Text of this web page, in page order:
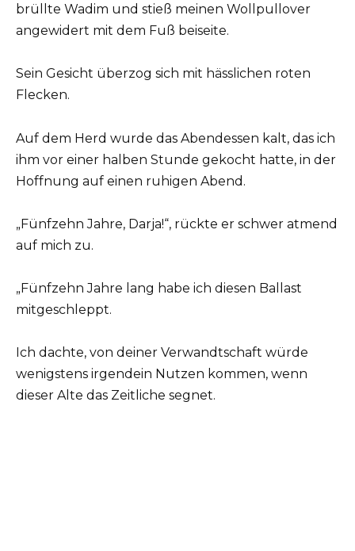
brüllte Wadim und stieß meinen Wollpullover
angewidert mit dem Fuß beiseite.
Sein Gesicht überzog sich mit hässlichen roten
Flecken.
Auf dem Herd wurde das Abendessen kalt, das ich
ihm vor einer halben Stunde gekocht hatte, in der
Hoffnung auf einen ruhigen Abend.
„Fünfzehn Jahre, Darja!“, rückte er schwer atmend
auf mich zu.
„Fünfzehn Jahre lang habe ich diesen Ballast
mitgeschleppt.
Ich dachte, von deiner Verwandtschaft würde
wenigstens irgendein Nutzen kommen, wenn
dieser Alte das Zeitliche segnet.